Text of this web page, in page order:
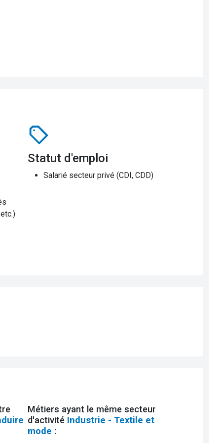
Statut d'emploi
Salarié secteur privé (CDI, CDD)
Métiers ayant le même secteur
d'activité Industrie - Textile et
mode :